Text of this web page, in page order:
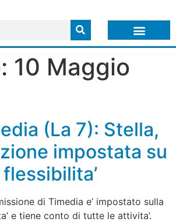
10 Maggio
(La 7): Stella,
impostata su
di Timedia e’ impostato sulla
e tiene conto di tutte le attivita’.